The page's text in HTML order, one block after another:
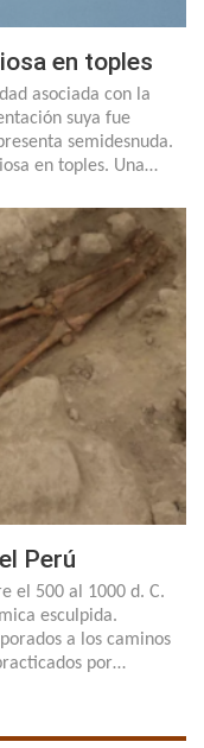
en toples
asociada con la
suya fue
semidesnuda.
en toples. Una…
Perú
el 500 al 1000 d. C.
esculpida.
a los caminos
por…